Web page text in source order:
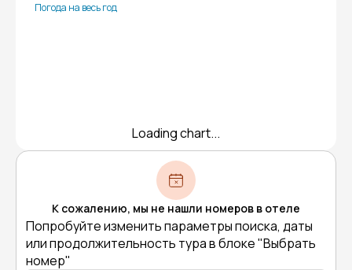
Погода на весь год
Loading chart...
К сожалению, мы не нашли номеров в отеле
Попробуйте изменить параметры поиска, даты
или продолжительность тура в блоке "Выбрать
номер"